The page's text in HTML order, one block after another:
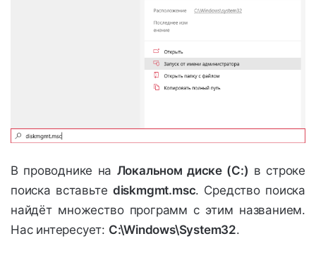
В проводнике на Локальном диске (C:) в строке
поиска вставьте diskmgmt.msc. Средство поиска
найдёт множество программ с этим названием.
Нас интересует: C:\Windows\System32.